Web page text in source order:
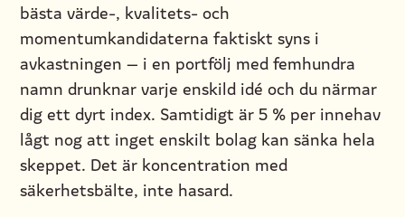
bästa värde-, kvalitets- och
momentumkandidaterna faktiskt syns i
avkastningen — i en portfölj med femhundra
namn drunknar varje enskild idé och du närmar
dig ett dyrt index. Samtidigt är 5 % per innehav
lågt nog att inget enskilt bolag kan sänka hela
skeppet. Det är koncentration med
säkerhetsbälte, inte hasard.